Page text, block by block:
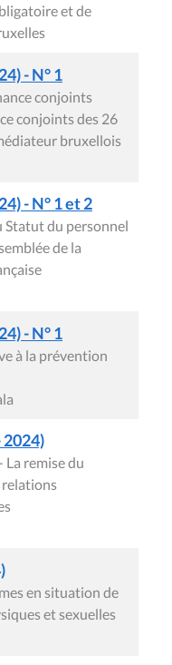
et de
- N° 1
conjoints
conjoints des 26
bruxellois
- N° 1 et 2
du personnel
de la
- N° 1
à la prévention
remise du
en situation de
et sexuelles